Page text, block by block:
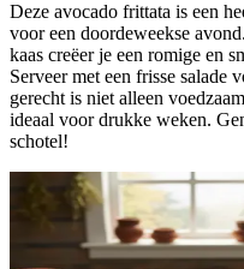
Deze avocado frittata is een
voor een doordeweekse
kaas creëer je een romige en
Serveer met een frisse salade
gerecht is niet alleen
ideaal voor drukke weken.
schotel!